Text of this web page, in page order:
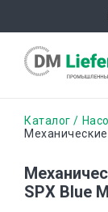
содержанию
Строка
Каталог
SPX Blue M